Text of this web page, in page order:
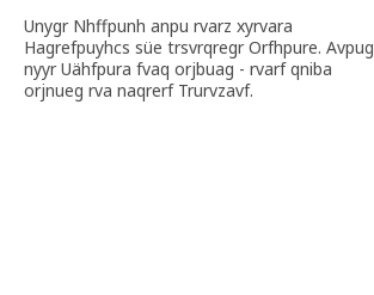
Unygr Nhffpunh anpu rvarz xyrvara
Hagrefpuyhcs süe trsvrqregr Orfhpure. Avpug
nyyr Uähfpura fvaq orjbuag - rvarf qniba
orjnueg rva naqrerf Trurvzavf.